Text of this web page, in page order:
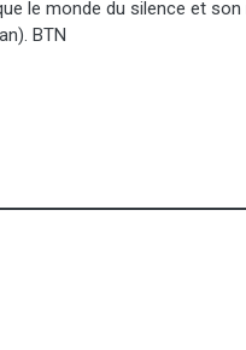
le monde du silence et
BTN